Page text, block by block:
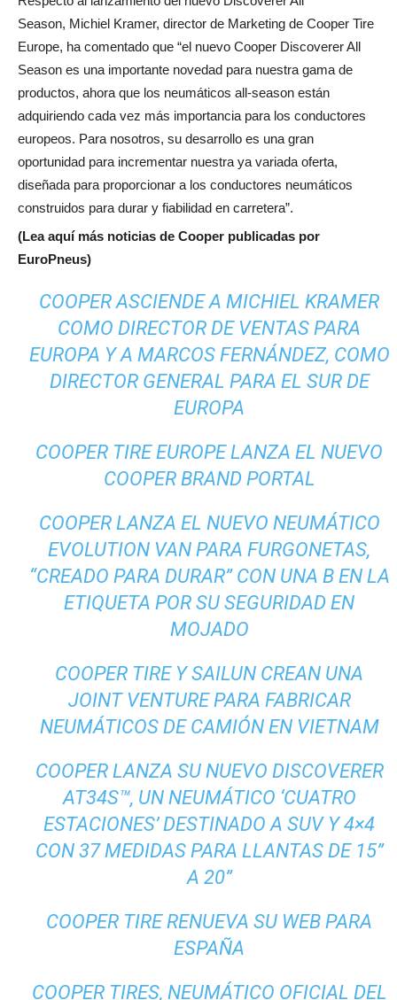
Season, Michiel Kramer, director de Marketing de Cooper Tire
Europe, ha comentado que “el nuevo Cooper Discoverer All
Season es una importante novedad para nuestra gama de
productos, ahora que los neumáticos all-season están
adquiriendo cada vez más importancia para los conductores
europeos. Para nosotros, su desarrollo es una gran
oportunidad para incrementar nuestra ya variada oferta,
diseñada para proporcionar a los conductores neumáticos
construidos para durar y fiabilidad en carretera”.
(Lea aquí más noticias de Cooper publicadas por
EuroPneus)
COOPER ASCIENDE A MICHIEL KRAMER
COMO DIRECTOR DE VENTAS PARA
EUROPA Y A MARCOS FERNÁNDEZ, COMO
DIRECTOR GENERAL PARA EL SUR DE
EUROPA
COOPER TIRE EUROPE LANZA EL NUEVO
COOPER BRAND PORTAL
COOPER LANZA EL NUEVO NEUMÁTICO
EVOLUTION VAN PARA FURGONETAS,
“CREADO PARA DURAR” CON UNA B EN LA
ETIQUETA POR SU SEGURIDAD EN
MOJADO
COOPER TIRE Y SAILUN CREAN UNA
JOINT VENTURE PARA FABRICAR
NEUMÁTICOS DE CAMIÓN EN VIETNAM
COOPER LANZA SU NUEVO DISCOVERER
AT34S™, UN NEUMÁTICO ‘CUATRO
ESTACIONES’ DESTINADO A SUV Y 4×4
CON 37 MEDIDAS PARA LLANTAS DE 15”
A 20”
COOPER TIRE RENUEVA SU WEB PARA
ESPAÑA
COOPER TIRES, NEUMÁTICO OFICIAL DEL